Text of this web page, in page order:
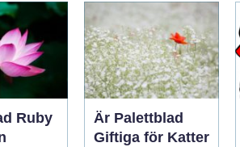
Ruby
Är Palettblad
Giftiga för Katter